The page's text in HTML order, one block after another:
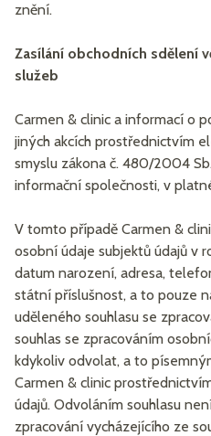
znění.
Zasílání obchodních sdělení
služeb
Carmen & clinic a informací o
jiných akcích prostřednictvím
smyslu zákona č. 480/2004
informační společnosti, v
V tomto případě Carmen &
osobní údaje subjektů údajů v
datum narození, adresa,
státní příslušnost, a to pouze
uděleného souhlasu se
souhlas se zpracováním
kdykoliv odvolat, a to
Carmen & clinic
údajů. Odvoláním souhlasu
zpracování vycházejícího ze